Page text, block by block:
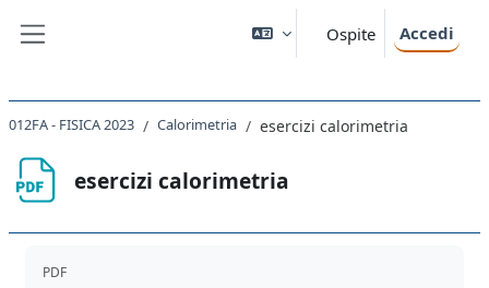
Ospite Accedi
012FA - FISICA 2023 Calorimetria esercizi calorimetria
esercizi calorimetria
PDF